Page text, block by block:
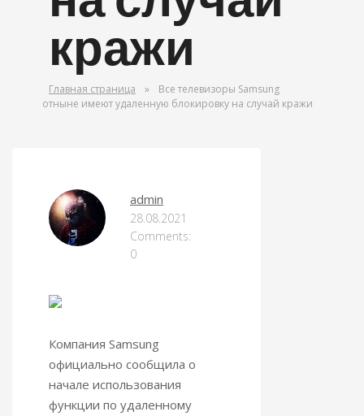
кражи
Главная страница »
Все телевизоры Samsung
отныне имеют удаленную блокировку на случай кражи
ОРУЖИЕ МИРА
admin
28.08.2021
Comments:
0
Компания Samsung
официально сообщила о
начале использования
функции по удаленному